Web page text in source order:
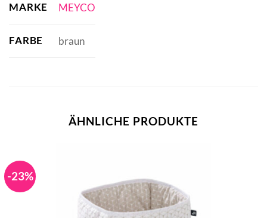
MARKE MEYCO
FARBE braun
ÄHNLICHE PRODUKTE
-23%